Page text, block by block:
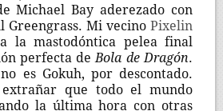
Michael Bay aderezado con
Greengrass. Mi vecinoPixelin
la mastodóntica pelea final
perfecta deBola de Dragón.
es Gokuh, por descontado.
extrañar que todo el mundo
la última hora con otras